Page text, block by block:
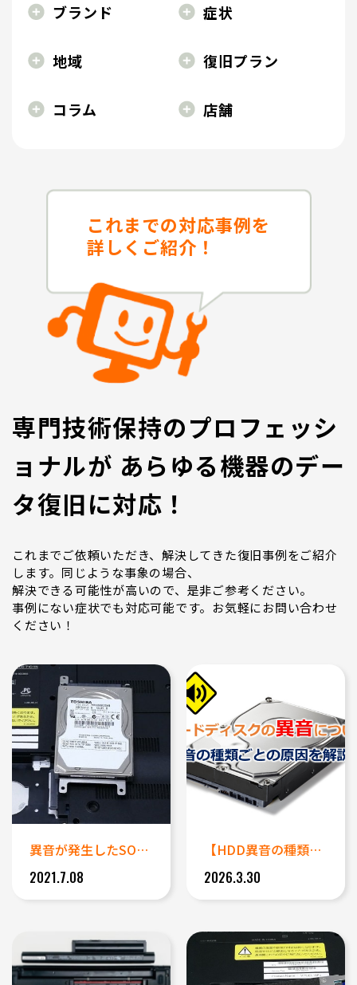
ブランド 症状
地域 復旧プラン
コラム 店舗
これまでの対応事例を
詳しくご紹介！
専門技術保持のプロフェッシ
ョナルが あらゆる機器のデー
タ復旧に対応！
これまでご依頼いただき、解決してきた復旧事例をご紹介
します。同じような事象の場合、
解決できる可能性が高いので、是非ご参考ください。
事例にない症状でも対応可能です。お気軽にお問い合わせ
ください！
異音が発生したSONY製ノート...
2021.7.08
【HDD異音の種類ごとに解説】...
2026.3.30